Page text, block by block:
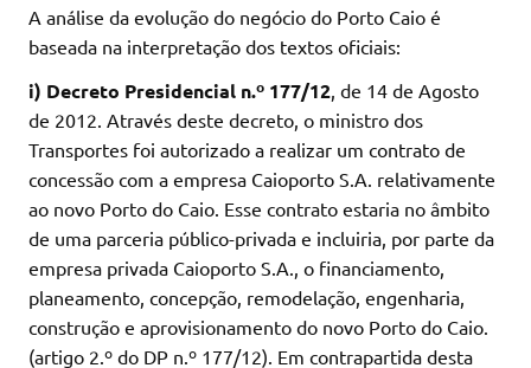
A análise da evolução do negócio do Porto Caio é
baseada na interpretação dos textos oficiais:
i) Decreto Presidencial n.º 177/12 , de 14 de Agosto
de 2012. Através deste decreto, o ministro dos
Transportes foi autorizado a realizar um contrato de
concessão com a empresa Caioporto S.A. relativamente
ao novo Porto do Caio. Esse contrato estaria no âmbito
de uma parceria público-privada e incluiria, por parte da
empresa privada Caioporto S.A., o financiamento,
planeamento, concepção, remodelação, engenharia,
construção e aprovisionamento do novo Porto do Caio.
(artigo 2.º do DP n.º 177/12). Em contrapartida desta